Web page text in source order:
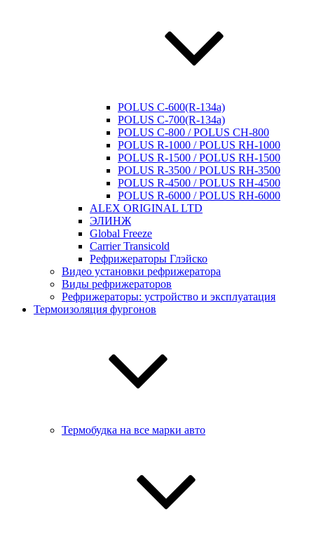
POLUS C-600(R-134a)
POLUS C-700(R-134a)
POLUS C-800 / POLUS CH-800
POLUS R-1000 / POLUS RH-1000
POLUS R-1500 / POLUS RH-1500
POLUS R-3500 / POLUS RH-3500
POLUS R-4500 / POLUS RH-4500
POLUS R-6000 / POLUS RH-6000
ALEX ORIGINAL LTD
ЭЛИНЖ
Global Freeze
Carrier Transicold
Рефрижераторы Глэйско
Видео установки рефрижератора
Виды рефрижераторов
Рефрижераторы: устройство и эксплуатация
Термоизоляция фургонов
Термобудка на все марки авто